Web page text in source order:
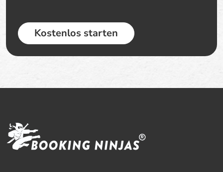
Kostenlos starten